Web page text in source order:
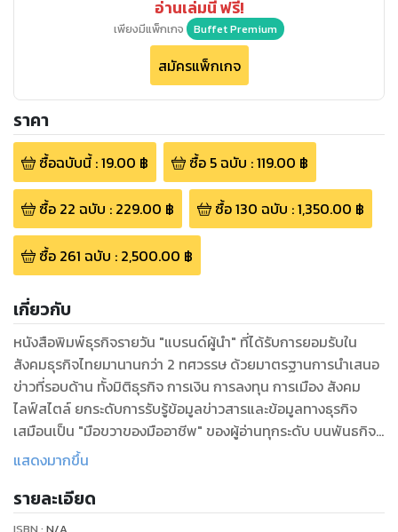
อ่านเล่มนี้ ฟรี!
เพียงมีแพ็กเกจ Buffet Premium
สมัครแพ็กเกจ
ราคา
ซื้อฉบับนี้:19.00 ฿ ซื้อ 5ฉบับ :119.00 ฿
ซื้อ 22 ฉบับ : 229.00 ฿ ซื้อ130 ฉบับ :1,350.00 ฿
ซื้อ 261 ฉบับ : 2,500.00 ฿
เกี่ยวกับ
หนังสือพิมพ์ธุรกิจรายวัน "แบรนด์ผู้นำ" ที่ได้รับการยอมรับใน
สังคมธุรกิจไทยมานานกว่า 2 ทศวรรษ ด้วยมาตรฐานการนำเสนอ
ข่าวที่รอบด้าน ทั้งมิติธุรกิจ การเงิน การลงทุน การเมือง สังคม
ไลฟ์สไตล์ ยกระดับการรับรู้ข้อมูลข่าวสารและข้อมูลทางธุรกิจ
เสมือนเป็น "มือขวาของมืออาชีพ" ของผู้อ่านทุกระดับ บนพันธกิจ
เพื่อสร้างคลังข้อมูลความรู้ที่ถูกต้อง แม่นยำให้ผู้อ่านใช้เป็นเครื่อง
แสดงมากขึ้น
รายละเอียด